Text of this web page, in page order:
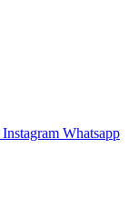
Instagram Whatsapp